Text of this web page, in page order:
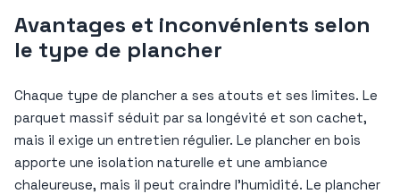
Avantages et inconvénients selon
le type de plancher
Chaque type de plancher a ses atouts et ses limites. Le
parquet massif séduit par sa longévité et son cachet,
mais il exige un entretien régulier. Le plancher en bois
apporte une isolation naturelle et une ambiance
chaleureuse, mais il peut craindre l’humidité. Le plancher